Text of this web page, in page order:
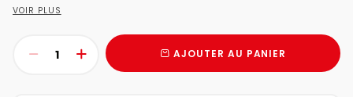
VOIR PLUS
AJOUTER AU PANIER